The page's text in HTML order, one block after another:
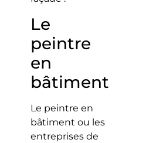
Le
peintre
en
bâtiment
Le peintre en
bâtiment ou les
entreprises de